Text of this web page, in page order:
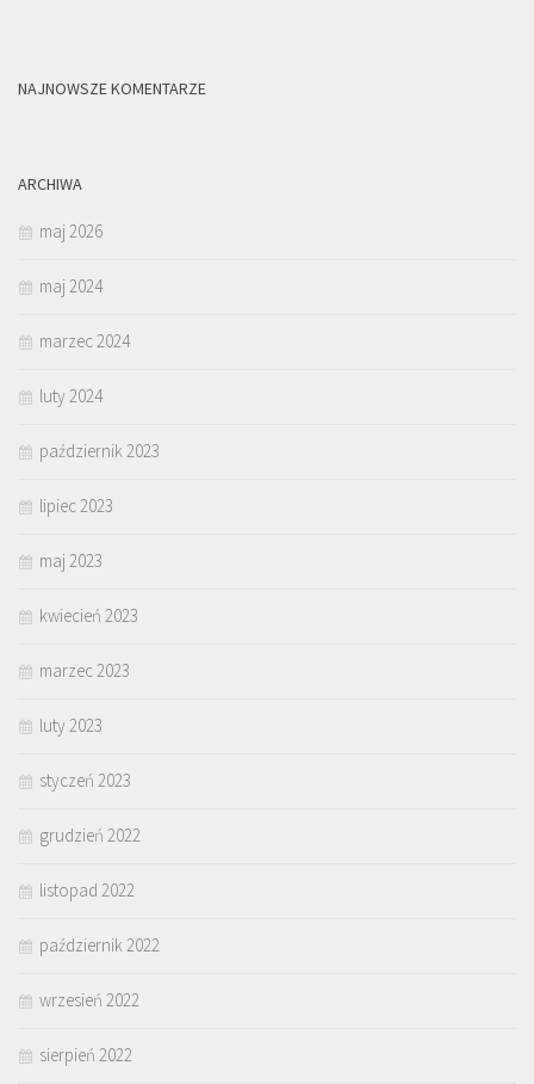
NAJNOWSZE KOMENTARZE
ARCHIWA
maj 2026
maj 2024
marzec 2024
luty 2024
październik 2023
lipiec 2023
maj 2023
kwiecień 2023
marzec 2023
luty 2023
styczeń 2023
grudzień 2022
listopad 2022
październik 2022
wrzesień 2022
sierpień 2022